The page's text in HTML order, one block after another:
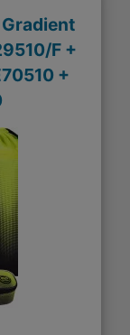
F +
+